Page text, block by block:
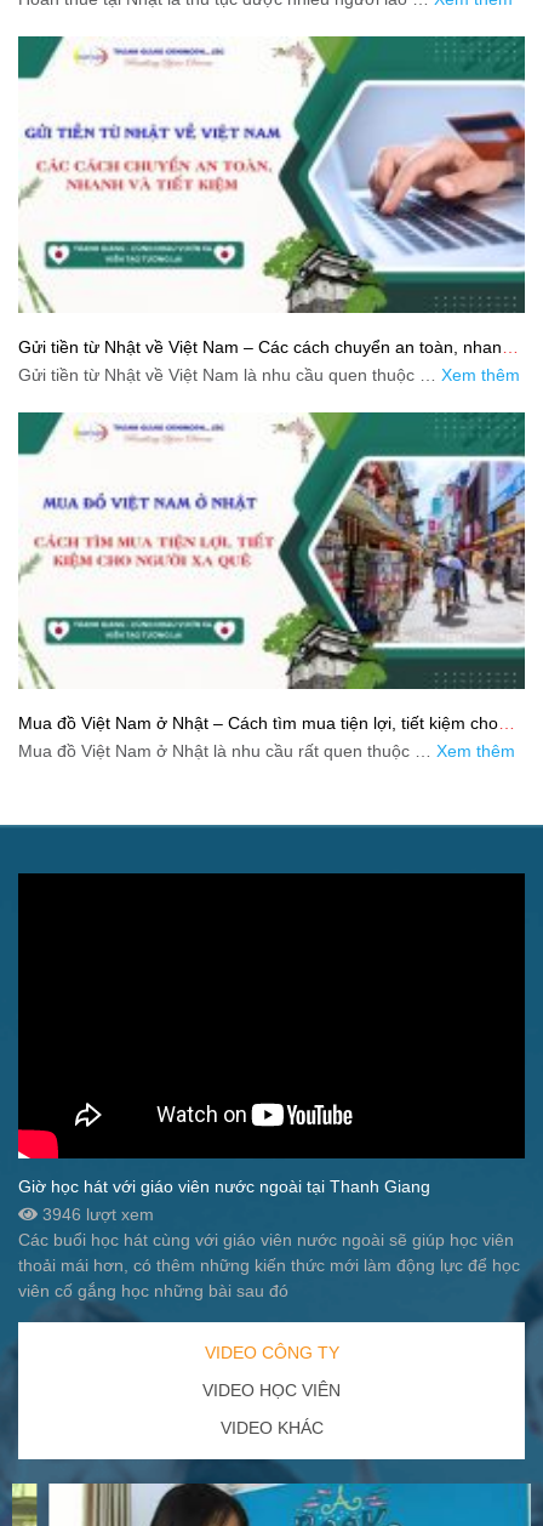
Gửi tiền từ Nhật về Việt Nam – Các cách chuyển an toàn, nhanh
và tiết kiệm
Gửi tiền từ Nhật về Việt Nam là nhu cầu quen thuộc … Xem thêm
Mua đồ Việt Nam ở Nhật – Cách tìm mua tiện lợi, tiết kiệm cho
người xa quê
Mua đồ Việt Nam ở Nhật là nhu cầu rất quen thuộc … Xem thêm
Giờ học hát với giáo viên nước ngoài tại Thanh Giang
3946 lượt xem
Các buổi học hát cùng với giáo viên nước ngoài sẽ giúp học viên
thoải mái hơn, có thêm những kiến thức mới làm động lực để học
viên cố gắng học những bài sau đó
VIDEO CÔNG TY
VIDEO HỌC VIÊN
VIDEO KHÁC